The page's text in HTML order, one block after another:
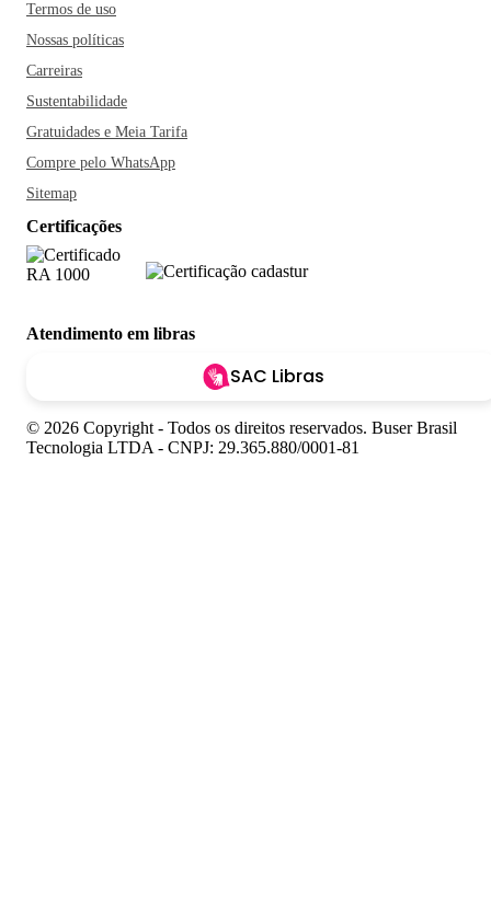
Termos de uso
Nossas políticas
Carreiras
Sustentabilidade
Gratuidades e Meia Tarifa
Compre pelo WhatsApp
Sitemap
Certificações
Atendimento em libras
SAC Libras
© 2026 Copyright - Todos os direitos reservados. Buser Brasil
Tecnologia LTDA - CNPJ: 29.365.880/0001-81